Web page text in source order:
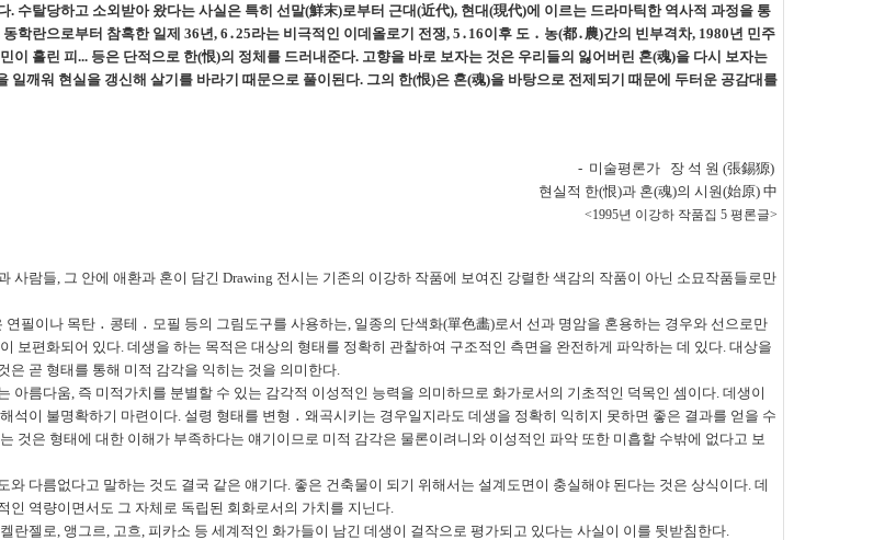
. 수탈당하고 소외받아 왔다는 사실은 특히 선말(鮮末)로부터 근대(近代), 현대(現代)에 이르는 드라마틱한 역사적 과정을 통
동학란으로부터 참혹한 일제 36년, 6 ․25라는 비극적인 이데올로기 전쟁, 5 ․ 16이후 도 ․ 농(都․農)간의 빈부격차, 1980년 민주
이 흘린 피... 등은 단적으로 한(恨)의 정체를 드러내준다. 고향을 바로 보자는 것은 우리들의 잃어버린 혼(魂)을 다시 보자는
일깨워 현실을 갱신해 살기를 바라기 때문으로 풀이된다. 그의 한(恨)은 혼(魂)을 바탕으로 전제되기 때문에 두터운 공감대를
- 미술평론가 장 석 원 (張錫獂)
현실적 한(恨)과 혼(魂)의 시원(始原) 中
<1995년 이강하 작품집 5 평론글>
사람들, 그 안에 애환과 혼이 담긴 Drawing 전시는 기존의 이강하 작품에 보여진 강렬한 색감의 작품이 아닌 소묘작품들로만
연필이나 목탄 ․ 콩테 ․ 모필 등의 그림도구를 사용하는, 일종의 단색화(單色畵)로서 선과 명암을 혼용하는 경우와 선으로만
보편화되어 있다. 데생을 하는 목적은 대상의 형태를 정확히 관찰하여 구조적인 측면을 완전하게 파악하는 데 있다. 대상을
은 곧 형태를 통해 미적 감각을 익히는 것을 의미한다.
아름다움, 즉 미적가치를 분별할 수 있는 감각적 이성적인 능력을 의미하므로 화가로서의 기초적인 덕목인 셈이다. 데생이
석이 불명확하기 마련이다. 설령 형태를 변형 ․ 왜곡시키는 경우일지라도 데생을 정확히 익히지 못하면 좋은 결과를 얻을 수
것은 형태에 대한 이해가 부족하다는 얘기이므로 미적 감각은 물론이려니와 이성적인 파악 또한 미흡할 수밖에 없다고 보
와 다름없다고 말하는 것도 결국 같은 얘기다. 좋은 건축물이 되기 위해서는 설계도면이 충실해야 된다는 것은 상식이다.데
인 역량이면서도 그 자체로 독립된 회화로서의 가치를 지닌다.
란젤로, 앵그르, 고흐, 피카소 등 세계적인 화가들이 남긴 데생이 걸작으로 평가되고 있다는 사실이 이를 뒷받침한다.